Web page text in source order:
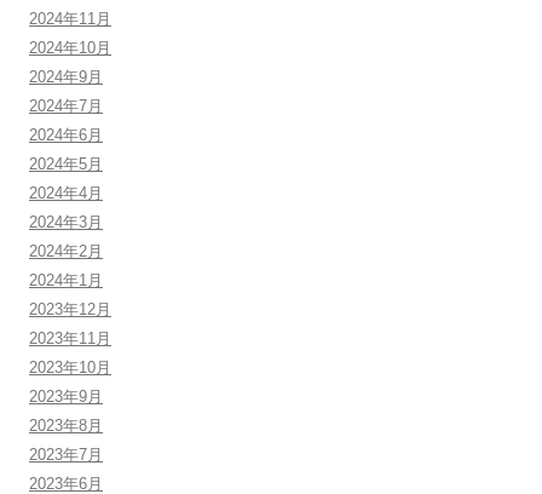
2024年11月
2024年10月
2024年9月
2024年7月
2024年6月
2024年5月
2024年4月
2024年3月
2024年2月
2024年1月
2023年12月
2023年11月
2023年10月
2023年9月
2023年8月
2023年7月
2023年6月